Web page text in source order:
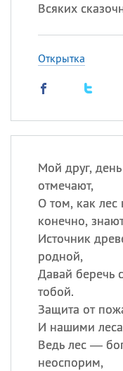
Всяких
Открытка
Мой друг,
отмечают,
О том, как лес
конечно,
Источник
родной,
Давай беречь
тобой.
Защита от
И нашими
Ведь лес —
неоспорим,